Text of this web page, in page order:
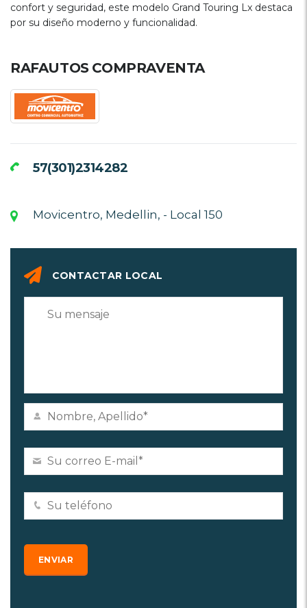
confort y seguridad, este modelo Grand Touring Lx destaca
por su diseño moderno y funcionalidad.
RAFAUTOS COMPRAVENTA
57(301)2314282
Movicentro, Medellin, - Local 150
CONTACTAR LOCAL